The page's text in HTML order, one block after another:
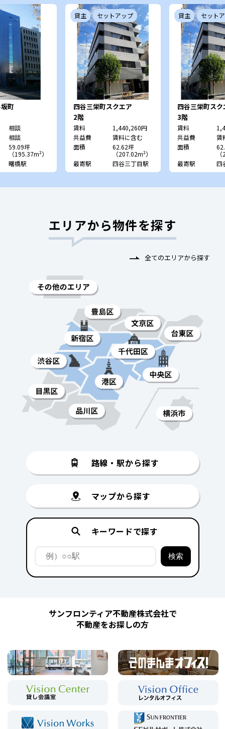
町
相談
相談
59.09坪
（195.37m²）
曙橋駅
貸主 セットアップ
四谷三栄町スクエア
2階
賃料
1,440,260円
共益費
賃料に含む
面積
62.62坪
（207.02m²）
最寄駅
四谷三丁目駅
貸主 セット
四谷三栄町スク
3階
賃料
共益費
賃
面積
最寄駅
四
エリアから物件を探す
全てのエリアから探す
路線・駅から探す
マップから探す
キーワードで探す
サンフロンティア不動産株式会社で
不動産をお探しの方